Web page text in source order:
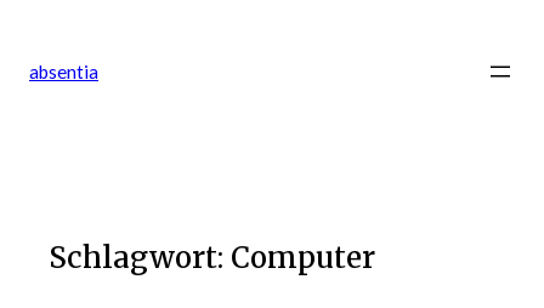
springen
absentia
Schlagwort: Computer